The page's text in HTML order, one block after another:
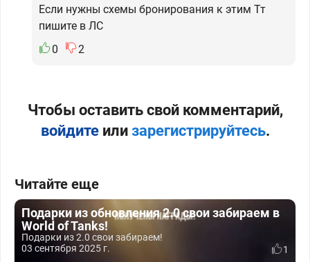
Если нужны схемы бронирования к этим Тт
пишите в ЛС
0
2
Чтобы оставить свой комментарий,
войдитеили зарегистрируйтесь.
Читайте еще
Подарки из обновления 2.0 свои забираем в
World of Tanks!
Подарки из 2.0 свои забираем!
03 сентября 2025 г.
1